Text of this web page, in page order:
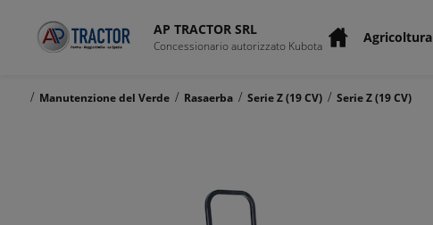
AP TRACTOR SRL
Concessionario autorizzato Kubota Agricoltura
/ Manutenzione del Verde / Rasaerba / Serie Z (19 CV) / Serie Z (19 CV)